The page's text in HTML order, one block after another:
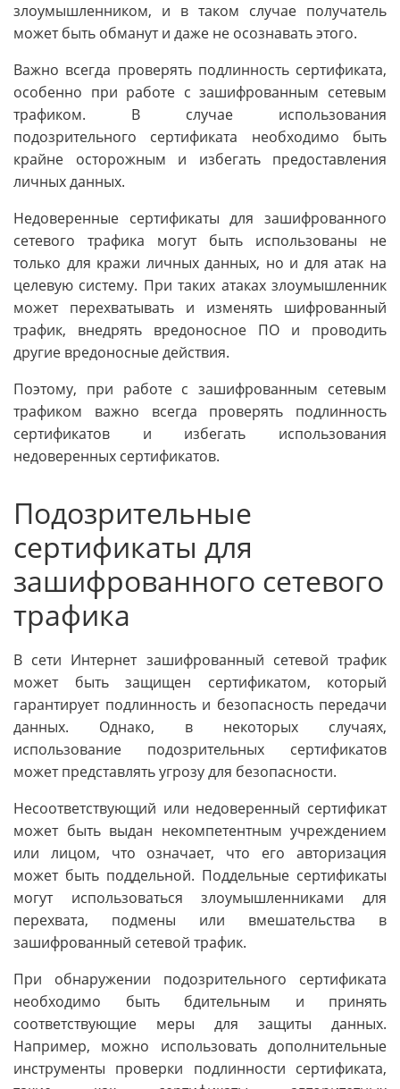
злоумышленником, и в таком случае получатель
может быть обманут и даже не осознавать этого.
Важно всегда проверять подлинность сертификата,
особенно при работе с зашифрованным сетевым
трафиком. В случае использования
подозрительного сертификата необходимо быть
крайне осторожным и избегать предоставления
личных данных.
Недоверенные сертификаты для зашифрованного
сетевого трафика могут быть использованы не
только для кражи личных данных, но и для атак на
целевую систему. При таких атаках злоумышленник
может перехватывать и изменять шифрованный
трафик, внедрять вредоносное ПО и проводить
другие вредоносные действия.
Поэтому, при работе с зашифрованным сетевым
трафиком важно всегда проверять подлинность
сертификатов и избегать использования
недоверенных сертификатов.
Подозрительные
сертификаты для
зашифрованного сетевого
трафика
В сети Интернет зашифрованный сетевой трафик
может быть защищен сертификатом, который
гарантирует подлинность и безопасность передачи
данных. Однако, в некоторых случаях,
использование подозрительных сертификатов
может представлять угрозу для безопасности.
Несоответствующий или недоверенный сертификат
может быть выдан некомпетентным учреждением
или лицом, что означает, что его авторизация
может быть поддельной. Поддельные сертификаты
могут использоваться злоумышленниками для
перехвата, подмены или вмешательства в
зашифрованный сетевой трафик.
При обнаружении подозрительного сертификата
необходимо быть бдительным и принять
соответствующие меры для защиты данных.
Например, можно использовать дополнительные
инструменты проверки подлинности сертификата,